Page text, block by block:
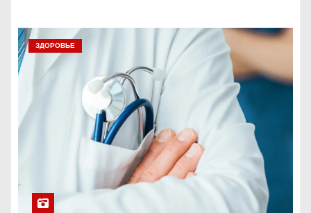
ЗДОРОВЬЕ